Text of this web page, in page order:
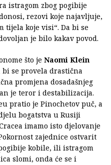
istragom zbog pogibije
rezovi koje najavljuje,
tijela koje visi“. Da bi se
je bilo kakav povod.
što je Naomi Klein
bi se provela drastična
promjena dosadašnjeg
je teror i destabilizacija.
pratio je Pinochetov puč, a
bogatstva u Rusiji
imamo isto djelovanje
zajednice ostvarit
kobile, ili istragom
slomi, onda će se i